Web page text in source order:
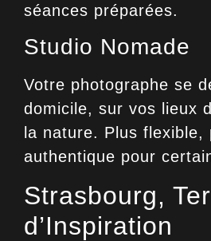
séances préparées.
Studio Nomade
Votre photographe se
domicile, sur vos lieux
la nature. Plus flexible,
authentique pour
Strasbourg,
d’Inspiration